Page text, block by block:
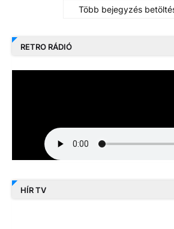
Több bejegyzés
RETRO RÁDIÓ
HÍR TV